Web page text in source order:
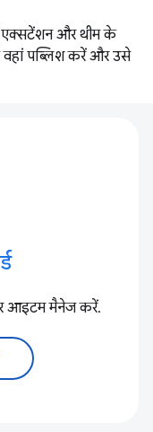
एक्सटेंशन और थीम के
पब्लिश करें और उसे
आइटम मैनेज करें.